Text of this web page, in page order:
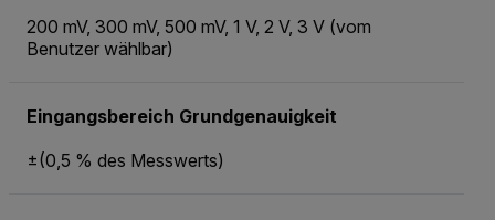
200 mV, 300 mV, 500 mV, 1 V, 2 V, 3 V (vom
Benutzer wählbar)
Eingangsbereich Grundgenauigkeit
±(0,5 % des Messwerts)